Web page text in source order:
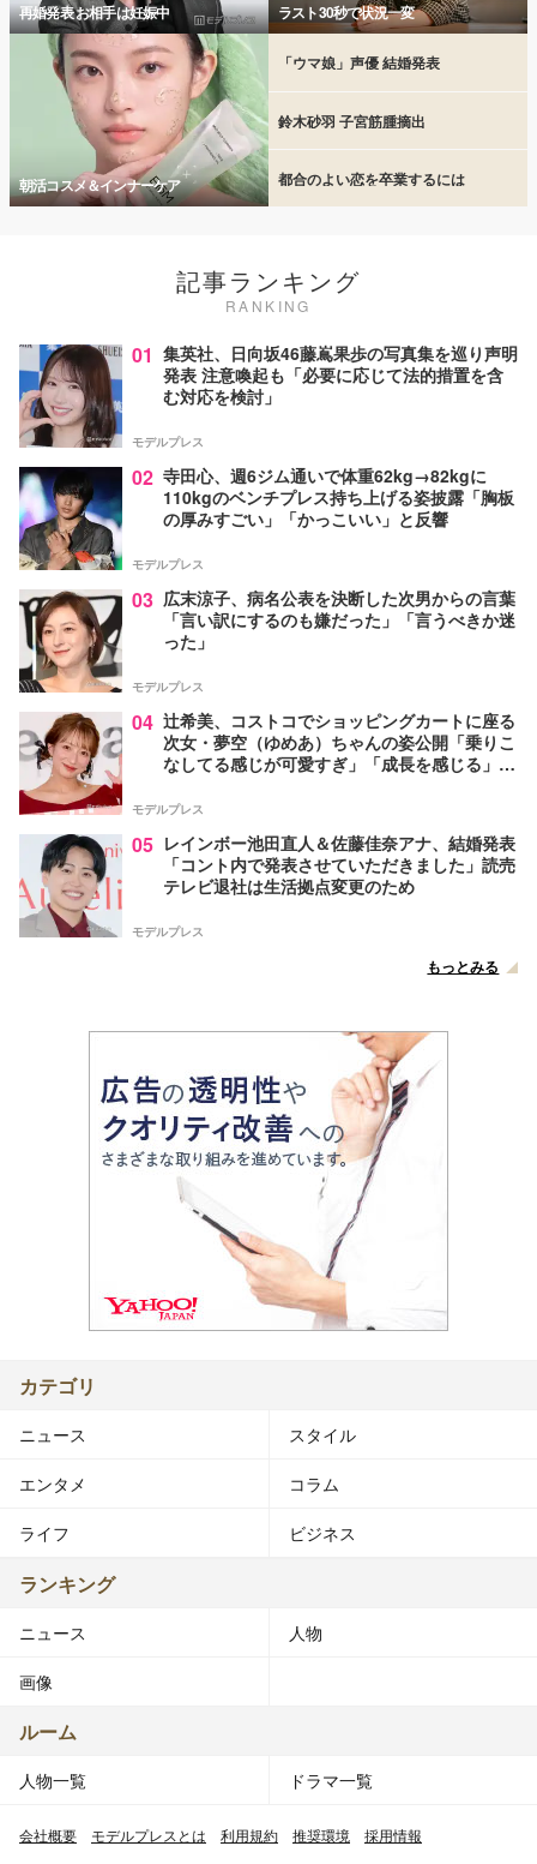
再婚発表 お相手は妊娠中 ラスト30秒で状況一変
朝活コスメ＆インナーケア
「ウマ娘」声優 結婚発表
鈴木砂羽 子宮筋腫摘出
都合のよい恋を卒業するには
記事ランキング
RANKING
01 集英社、日向坂46藤嶌果歩の写真集を巡り声明
発表 注意喚起も「必要に応じて法的措置を含
む対応を検討」
モデルプレス
02 寺田心、週6ジム通いで体重62kg→82kgに
110kgのベンチプレス持ち上げる姿披露「胸板
の厚みすごい」「かっこいい」と反響
モデルプレス
03 広末涼子、病名公表を決断した次男からの言葉
「言い訳にするのも嫌だった」「言うべきか迷
った」
モデルプレス
04 辻希美、コストコでショッピングカートに座る
次女・夢空（ゆめあ）ちゃんの姿公開「乗りこ
なしてる感じが可愛すぎ」「成長を感じる」の
モデルプレス
05 レインボー池田直人＆佐藤佳奈アナ、結婚発表
「コント内で発表させていただきました」読売
テレビ退社は生活拠点変更のため
モデルプレス
もっとみる
カテゴリ
ニュース スタイル
エンタメ コラム
ライフ ビジネス
ランキング
ニュース 人物
画像
ルーム
人物一覧 ドラマ一覧
会社概要 モデルプレスとは 利用規約 推奨環境 採用情報